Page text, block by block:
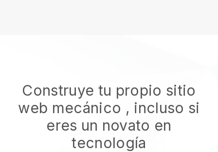
Construye tu propio sitio
web mecánico , incluso si
eres un novato en
tecnología